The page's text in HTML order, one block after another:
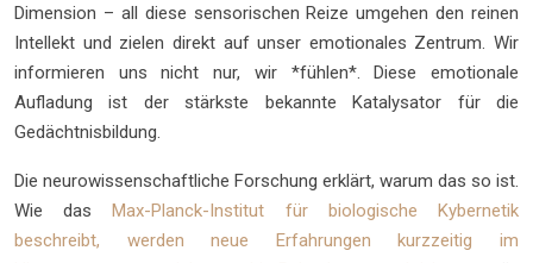
Dimension – all diese sensorischen Reize umgehen den reinen
Intellekt und zielen direkt auf unser emotionales Zentrum. Wir
informieren uns nicht nur, wir *fühlen*. Diese emotionale
Aufladung ist der stärkste bekannte Katalysator für die
Gedächtnisbildung.
Die neurowissenschaftliche Forschung erklärt, warum das so ist.
Wie dasMax-Planck-Institut für biologische Kybernetik
beschreibt, werden neue Erfahrungen kurzzeitig im